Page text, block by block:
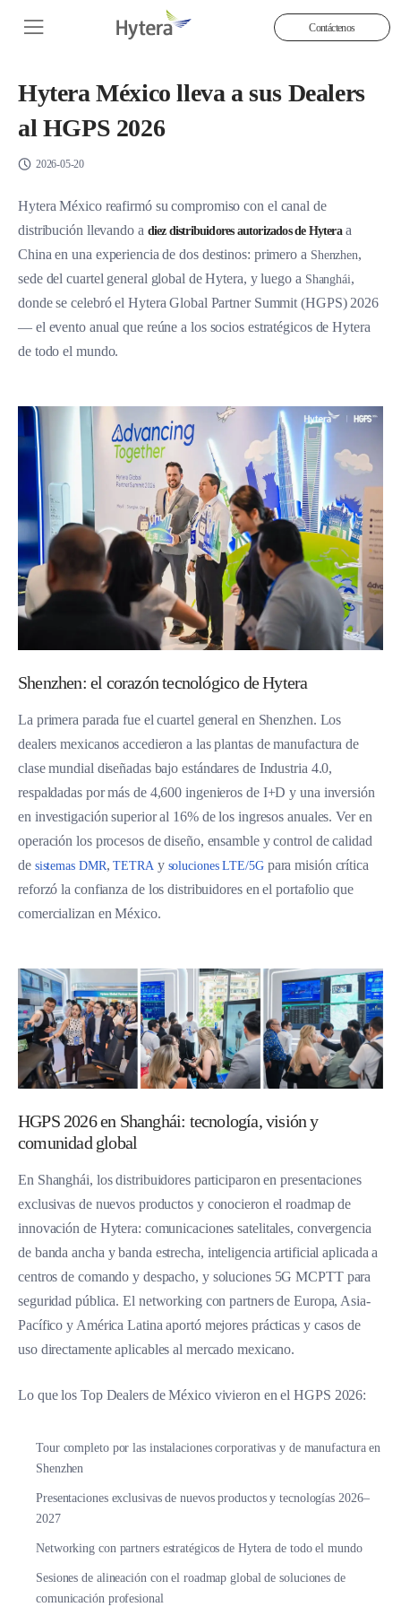
Contáctenos
Hytera México lleva a sus Dealers
al HGPS 2026
2026-05-20
Hytera México reafirmó su compromiso con el canal de
distribución llevando a diez distribuidores autorizados de Hyteraa
China en una experiencia de dos destinos: primero a Shenzhen,
sede del cuartel general global de Hytera, y luego a Shanghái,
donde se celebró el Hytera Global Partner Summit (HGPS) 2026
— el evento anual que reúne a los socios estratégicos de Hytera
de todo el mundo.
Shenzhen: el corazón tecnológico de Hytera
La primera parada fue el cuartel general en Shenzhen. Los
dealers mexicanos accedieron a las plantas de manufactura de
clase mundial diseñadas bajo estándares de Industria 4.0,
respaldadas por más de 4,600 ingenieros de I+D y una inversión
en investigación superior al 16% de los ingresos anuales. Ver en
operación los procesos de diseño, ensamble y control de calidad
de sistemas DMR,TETRA y soluciones LTE/5Gpara misión crítica
reforzó la confianza de los distribuidores en el portafolio que
comercializan en México.
HGPS 2026 en Shanghái: tecnología, visión y
comunidad global
En Shanghái, los distribuidores participaron en presentaciones
exclusivas de nuevos productos y conocieron el roadmap de
innovación de Hytera: comunicaciones satelitales, convergencia
de banda ancha y banda estrecha, inteligencia artificial aplicada a
centros de comando y despacho, y soluciones 5G MCPTT para
seguridad pública. El networking con partners de Europa, Asia-
Pacífico y América Latina aportó mejores prácticas y casos de
uso directamente aplicables al mercado mexicano.
Lo que los Top Dealers de México vivieron en el HGPS 2026:
Tour completo por las instalaciones corporativas y de manufactura en
Shenzhen
Presentaciones exclusivas de nuevos productos y tecnologías 2026–
2027
Networking con partners estratégicos de Hytera de todo el mundo
Sesiones de alineación con el roadmap global de soluciones de
comunicación profesional